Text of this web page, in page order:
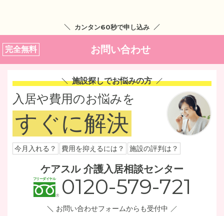
カンタン60秒で申し込み
完全無料 お問い合わせ
施設探しでお悩みの方
入居や費用のお悩みを
すぐに解決
今月入れる？ 費用を抑えるには？ 施設の評判は？
ケアスル 介護入居相談センター
0120-579-721
お問い合わせフォームからも受付中